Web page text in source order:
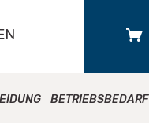
BETRIEBSBEDARF